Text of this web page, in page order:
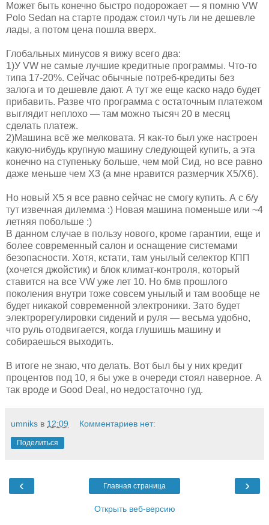
Может быть конечно быстро подорожает — я помню VW
Polo Sedan на старте продаж стоил чуть ли не дешевле
лады, а потом цена пошла вверх.
Глобальных минусов я вижу всего два:
1)У VW не самые лучшие кредитные программы. Что-то
типа 17-20%. Сейчас обычные потреб-кредиты без
залога и то дешевле дают. А тут же еще каско надо будет
прибавить. Разве что программа с остаточным платежом
выглядит неплохо — там можно тысяч 20 в месяц
сделать платеж.
2)Машина всё же мелковата. Я как-то был уже настроен
какую-нибудь крупную машину следующей купить, а эта
конечно на ступеньку больше, чем мой Сид, но все равно
даже меньше чем Х3 (а мне нравится размерчик Х5/Х6).
Но новый Х5 я все равно сейчас не смогу купить. А с б/у
тут извечная дилемма :) Новая машина поменьше или ~4
летняя побольше :)
В данном случае в пользу нового, кроме гарантии, еще и
более современный салон и оснащение системами
безопасности. Хотя, кстати, там унылый селектор КПП
(хочется джойстик) и блок климат-контроля, который
ставится на все VW уже лет 10. Но бмв прошлого
поколения внутри тоже совсем унылый и там вообще не
будет никакой современной электроники. Зато будет
электрорегулировки сидений и руля — весьма удобно,
что руль отодвигается, когда глушишь машину и
собираешься выходить.
В итоге не знаю, что делать. Вот был бы у них кредит
процентов под 10, я бы уже в очереди стоял наверное. А
так вроде и Good Deal, но недостаточно гуд.
umniks в 12:09 Комментариев нет:
Поделиться
‹ ›
Главная страница
Открыть веб-версию